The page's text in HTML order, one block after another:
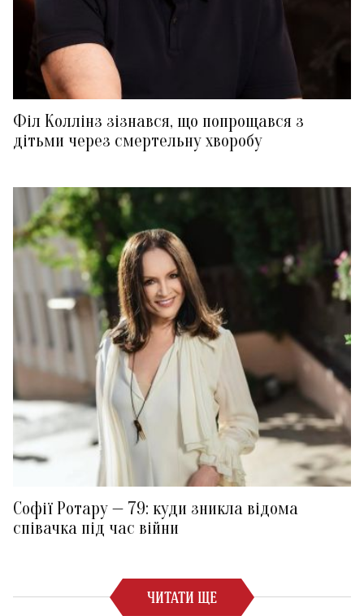
Філ Коллінз зізнався, що попрощався з
дітьми через смертельну хворобу
Софії Ротару — 79: куди зникла відома
співачка під час війни
ЧИТАТИ ЩЕ